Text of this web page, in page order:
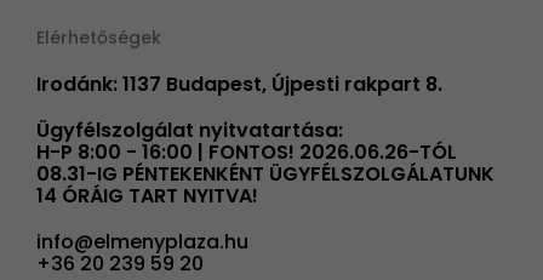
Elérhetőségek
Irodánk: 1137 Budapest, Újpesti rakpart 8.
Ügyfélszolgálat nyitvatartása:
H-P 8:00 - 16:00 | FONTOS! 2026.06.26-TÓL
08.31-IG PÉNTEKENKÉNT ÜGYFÉLSZOLGÁLATUNK
14 ÓRÁIG TART NYITVA!
info@elmenyplaza.hu
+36 20 239 59 20